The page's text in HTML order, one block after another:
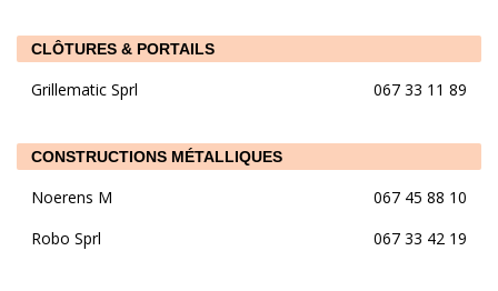
CLÔTURES & PORTAILS
Grillematic Sprl 067 33 11 89
CONSTRUCTIONS MÉTALLIQUES
Noerens M
067 45 88 10
Robo Sprl
067 33 42 19